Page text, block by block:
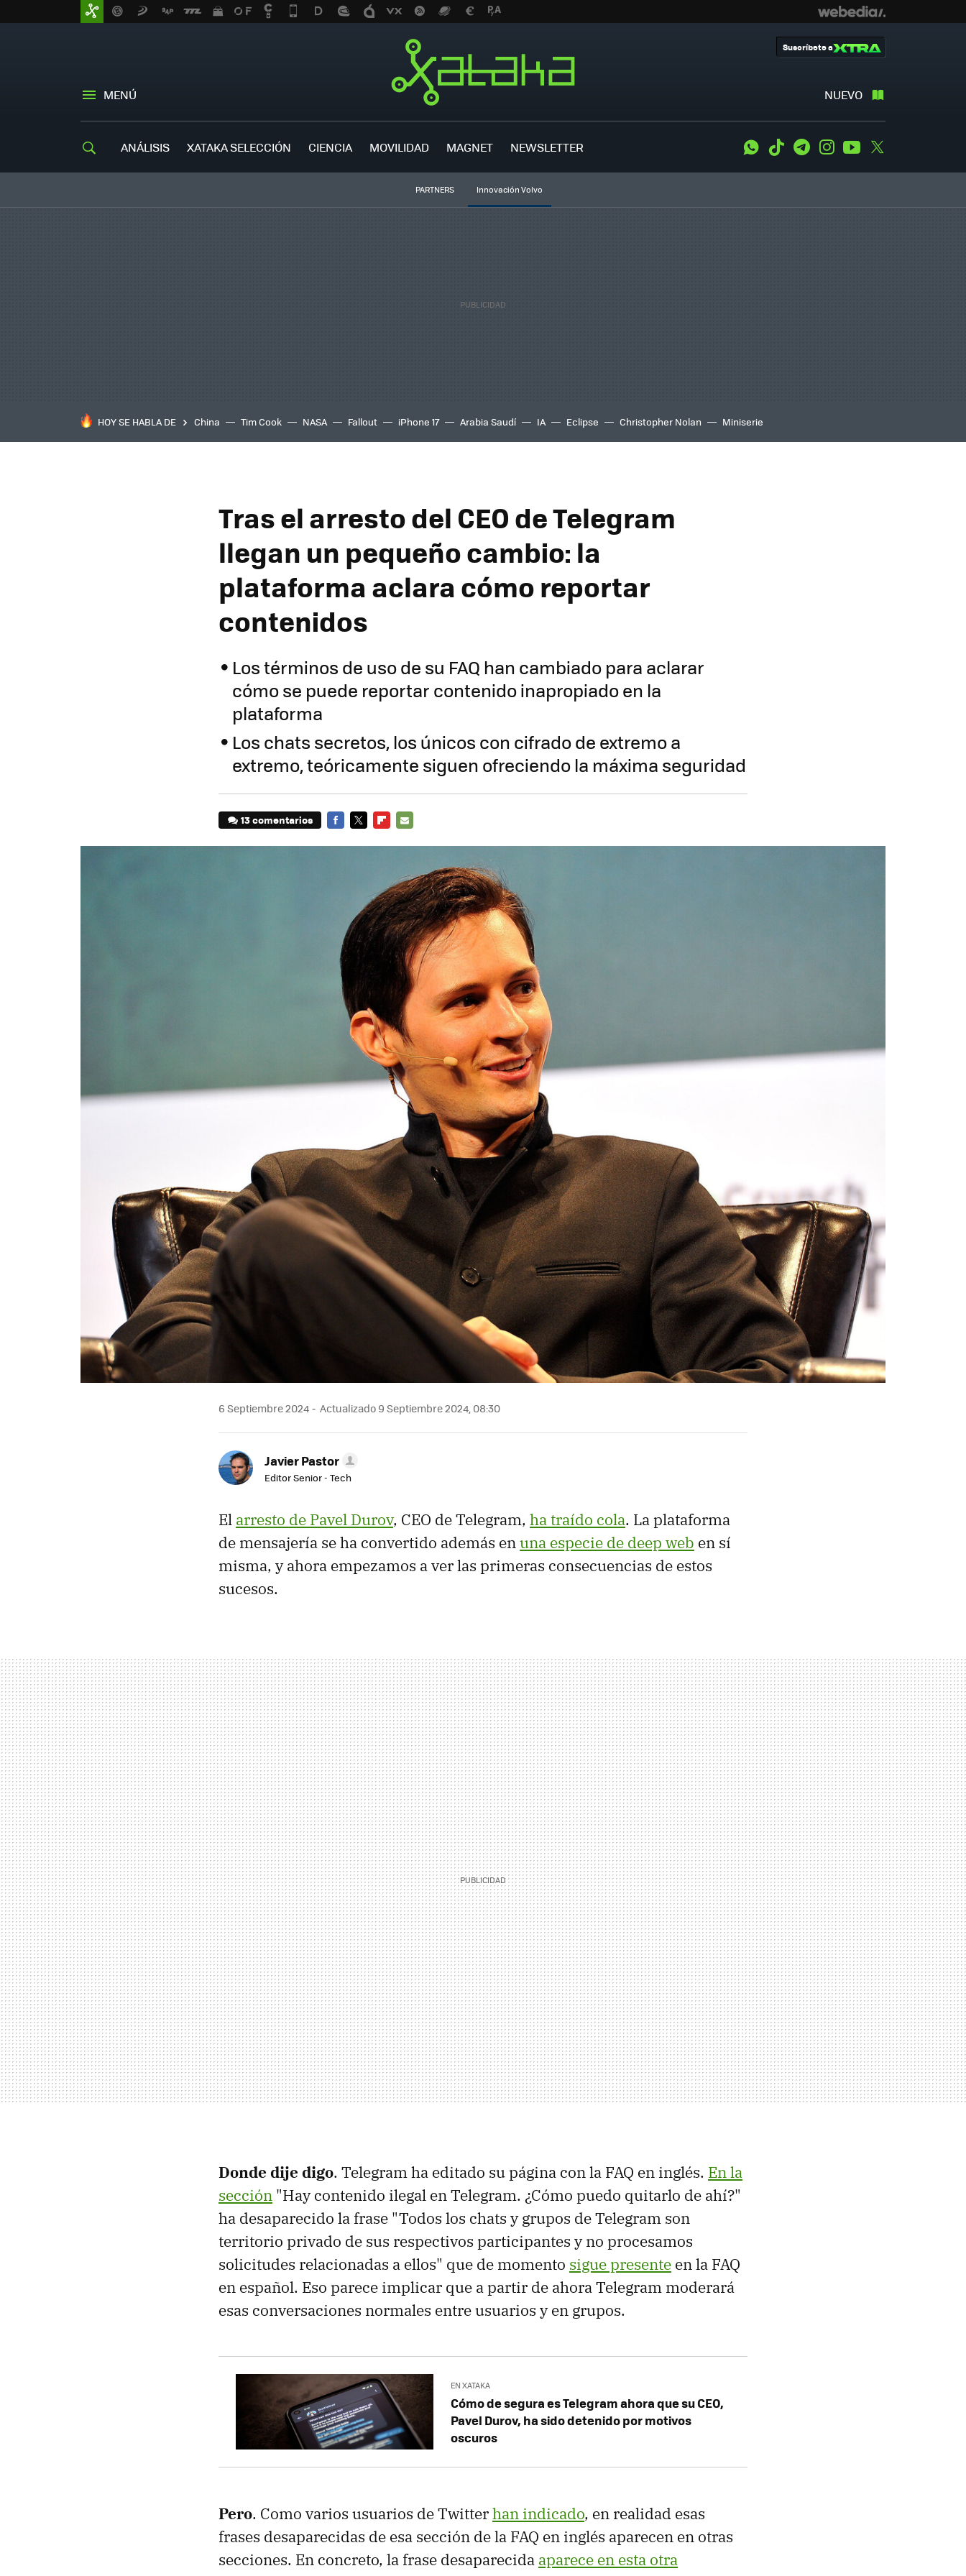
MENÚ NUEVO
Suscríbete a
ANÁLISIS XATAKA SELECCIÓN CIENCIA MOVILIDAD MAGNET NEWSLETTER WhatsApp
Tiktok TelegramInstagramYoutube
PARTNERS Innovación Volvo
HOY SE HABLA DE China Tim Cook NASA Fallout iPhone 17 Arabia Saudí IA Eclipse Christopher Nolan Miniserie
Tras el arresto del CEO de Telegram
llegan un pequeño cambio: la
plataforma aclara cómo reportar
contenidos
Los términos de uso de su FAQ han cambiado para aclarar
cómo se puede reportar contenido inapropiado en la
plataforma
Los chats secretos, los únicos con cifrado de extremo a
extremo, teóricamente siguen ofreciendo la máxima seguridad
13 comentarios
6 Septiembre 2024 Actualizado 9 Septiembre 2024, 08:30
Javier Pastor
Editor Senior - Tech
El arresto de Pavel Durov, CEO de Telegram, ha traído cola. La plataforma
de mensajería se ha convertido además enuna especie de deep web en sí
misma, y ahora empezamos a ver las primeras consecuencias de estos
sucesos.
Donde dije digo. Telegram ha editado su página con la FAQ en inglés. En la
sección "Hay contenido ilegal en Telegram. ¿Cómo puedo quitarlo de ahí?"
ha desaparecido la frase "Todos los chats y grupos de Telegram son
territorio privado de sus respectivos participantes y no procesamos
solicitudes relacionadas a ellos" que de momento sigue presente en la FAQ
en español. Eso parece implicar que a partir de ahora Telegram moderará
esas conversaciones normales entre usuarios y en grupos.
EN XATAKA
Cómo de segura es Telegram ahora que su CEO,
Pavel Durov, ha sido detenido por motivos
oscuros
Pero. Como varios usuarios de Twitterhan indicado, en realidad esas
frases desaparecidas de esa sección de la FAQ en inglés aparecen en otras
secciones. En concreto, la frase desaparecida aparece en esta otra